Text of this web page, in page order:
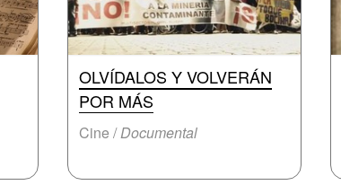
OLVÍDALOS Y VOLVERÁN
POR MÁS
Cine /Documental